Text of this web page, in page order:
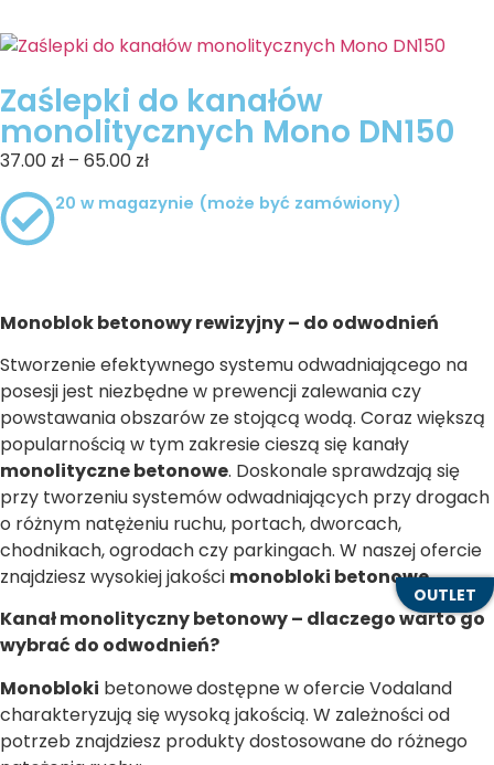
Zaślepki do kanałów
monolitycznych Mono DN150
37.00 zł – 65.00 zł
20 w magazynie (może być zamówiony)
Monoblok betonowy rewizyjny – do odwodnień
Stworzenie efektywnego systemu odwadniającego na
posesji jest niezbędne w prewencji zalewania czy
powstawania obszarów ze stojącą wodą. Coraz większą
popularnością w tym zakresie cieszą się kanały
monolityczne betonowe. Doskonale sprawdzają się
przy tworzeniu systemów odwadniających przy drogach
o różnym natężeniu ruchu, portach, dworcach,
chodnikach, ogrodach czy parkingach. W naszej ofercie
znajdziesz wysokiej jakości monobloki betonowe.
Kanał monolityczny betonowy – dlaczego warto go
wybrać do odwodnień?
Monobloki betonowedostępne w ofercie Vodaland
charakteryzują się wysoką jakością. W zależności od
potrzeb znajdziesz produkty dostosowane do różnego
OUTLET